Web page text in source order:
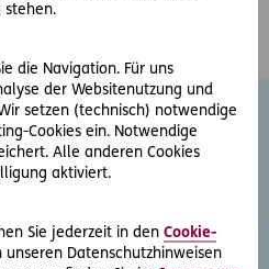
stehen.
die Navigation. Für uns
der Websitenutzung und
setzen (technisch) notwendige
Cookies ein. Notwendige
Alle anderen Cookies
aktiviert.
Sie jederzeit in den Cookie-
unseren Datenschutzhinweisen